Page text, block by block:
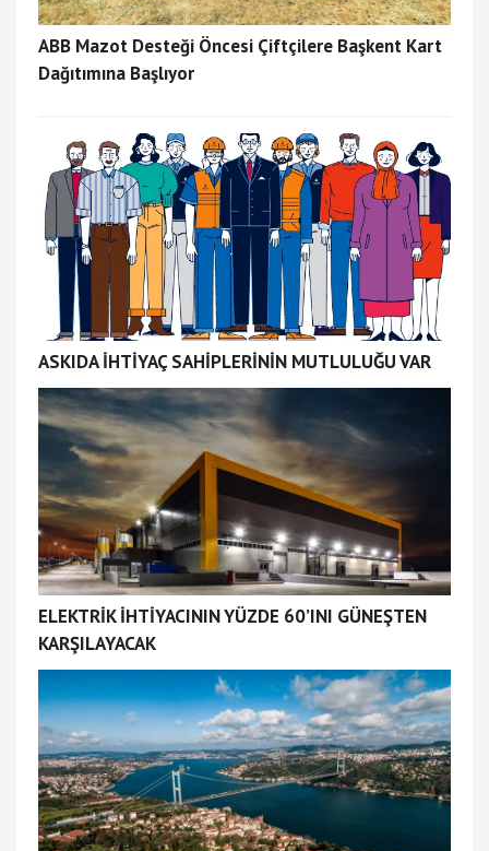
ABB Mazot Desteği Öncesi Çiftçilere Başkent Kart
Dağıtımına Başlıyor
ASKIDA İHTİYAÇ SAHİPLERİNİN MUTLULUĞU VAR
ELEKTRİK İHTİYACININ YÜZDE 60’INI GÜNEŞTEN
KARŞILAYACAK